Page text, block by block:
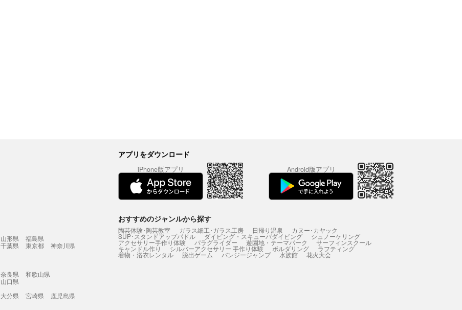
アプリをダウンロード
iPhone版アプリ Android版アプリ
山形県
福島県
千葉県 東京都
神奈川県
奈良県
和歌山県
山口県
大分県 宮崎県
鹿児島県
おすすめのジャンルから探す
陶芸体験･陶芸教室 ガラス細工･ガラス工房 日帰り温泉 カヌー･カヤック
SUP･スタンドアップパドル ダイビング・スキューバダイビング シュノーケリング
アクセサリー手作り体験 パラグライダー 遊園地・テーマパーク サーフィンスクール
キャンドル作り シルバーアクセサリー 手作り体験 ボルダリング ラフティング
着物・浴衣レンタル 脱出ゲーム バンジージャンプ 水族館 花火大会